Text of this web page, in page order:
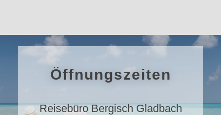
Öffnungszeiten
Reisebüro Bergisch Gladbach